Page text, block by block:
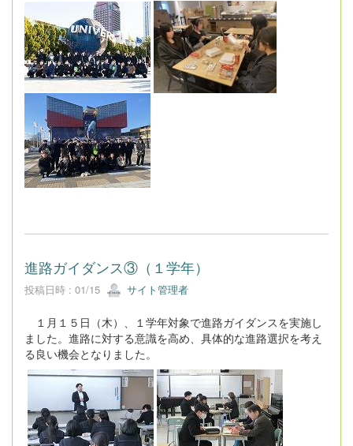
進路ガイダンス③（１学年）
投稿日時 : 01/15 サイト管理者
１月１５日（木）、１学年対象で進路ガイダンスを実施し
ました。進路に対する意識を高め、具体的な進路選択を考え
る良い機会となりました。